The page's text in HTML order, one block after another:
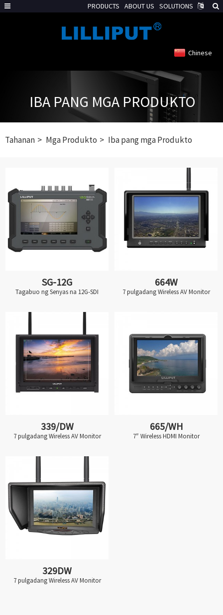
Chinese
IBA PANG MGA PRODUKTO
Tahanan Mga Produkto Iba pang mga Produkto
SG-12G
Tagabuo ng Senyas na 12G-SDI
664W
7 pulgadang Wireless AV Monitor
339/DW
7 pulgadang Wireless AV Monitor
665/WH
7″ Wireless HDMI Monitor
329DW
7 pulgadang Wireless AV Monitor
PRODUCTS ABOUT US SOLUTIONS